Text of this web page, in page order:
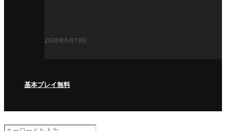
2026年6月19日
基本プレイ無料